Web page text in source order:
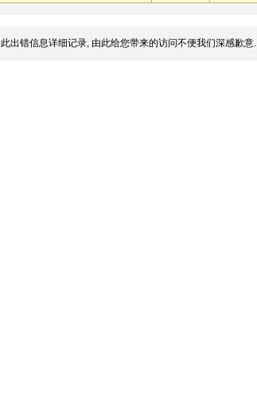
出错信息详细记录, 由此给您带来的访问不便我们深感歉意.